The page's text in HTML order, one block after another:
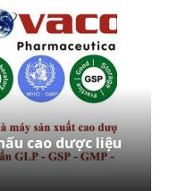
cao dược liệu